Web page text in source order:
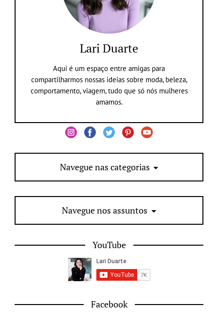
Lari Duarte
Aqui é um espaço entre amigas para
compartilharmos nossas ideias sobre moda, beleza,
comportamento, viagem, tudo que só nós mulheres
amamos.
Navegue nas categorias
Navegue nos assuntos
YouTube
Facebook